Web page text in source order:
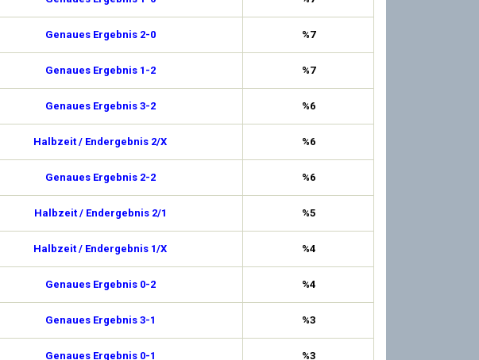
Genaues Ergebnis 2-0 %7
Genaues Ergebnis 1-2 %7
Genaues Ergebnis 3-2 %6
Halbzeit / Endergebnis 2/X %6
Genaues Ergebnis 2-2 %6
Halbzeit / Endergebnis 2/1 %5
Halbzeit / Endergebnis 1/X %4
Genaues Ergebnis 0-2 %4
Genaues Ergebnis 3-1 %3
Genaues Ergebnis 0-1 %3